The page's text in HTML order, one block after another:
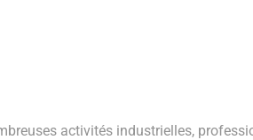
activités industrielles,